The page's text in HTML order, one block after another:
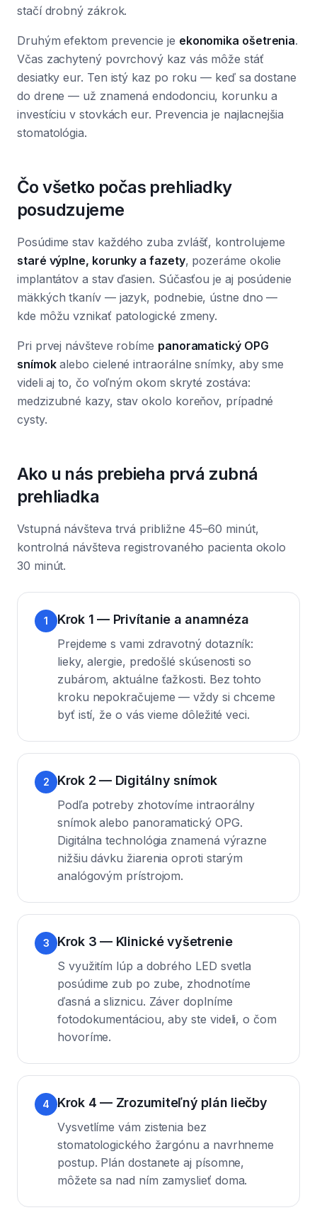
stačí drobný zákrok.
Druhým efektom prevencie je ekonomika ošetrenia.
Včas zachytený povrchový kaz vás môže stáť
desiatky eur. Ten istý kaz po roku — keď sa dostane
do drene — už znamená endodonciu, korunku a
investíciu v stovkách eur. Prevencia je najlacnejšia
stomatológia.
Čo všetko počas prehliadky
posudzujeme
Posúdime stav každého zuba zvlášť, kontrolujeme
staré výplne, korunky a fazety, pozeráme okolie
implantátov a stav ďasien. Súčasťou je aj posúdenie
mäkkých tkanív — jazyk, podnebie, ústne dno —
kde môžu vznikať patologické zmeny.
Pri prvej návšteve robíme panoramatický OPG
snímokalebo cielené intraorálne snímky, aby sme
videli aj to, čo voľným okom skryté zostáva:
medzizubné kazy, stav okolo koreňov, prípadné
cysty.
Ako u nás prebieha prvá zubná
prehliadka
Vstupná návšteva trvá približne 45–60 minút,
kontrolná návšteva registrovaného pacienta okolo
30 minút.
1 Krok 1 — Privítanie a anamnéza
Prejdeme s vami zdravotný dotazník:
lieky, alergie, predošlé skúsenosti so
zubárom, aktuálne ťažkosti. Bez tohto
kroku nepokračujeme — vždy si chceme
byť istí, že o vás vieme dôležité veci.
2 Krok 2 — Digitálny snímok
Podľa potreby zhotovíme intraorálny
snímok alebo panoramatický OPG.
Digitálna technológia znamená výrazne
nižšiu dávku žiarenia oproti starým
analógovým prístrojom.
3 Krok 3 — Klinické vyšetrenie
S využitím lúp a dobrého LED svetla
posúdime zub po zube, zhodnotíme
ďasná a sliznicu. Záver doplníme
fotodokumentáciou, aby ste videli, o čom
hovoríme.
4 Krok 4 — Zrozumiteľný plán liečby
Vysvetlíme vám zistenia bez
stomatologického žargónu a navrhneme
postup. Plán dostanete aj písomne,
môžete sa nad ním zamyslieť doma.